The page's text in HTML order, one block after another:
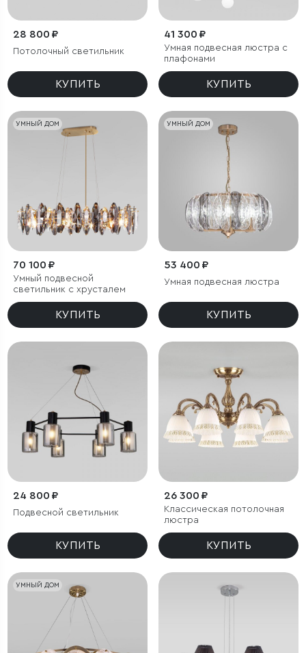
28 800 ₽
Потолочный светильник
КУПИТЬ
41 300 ₽
Умная подвесная люстра с
плафонами
КУПИТЬ
УМНЫЙ ДОМ
70 100 ₽
Умный подвесной
светильник c хрусталем
КУПИТЬ
УМНЫЙ ДОМ
53 400 ₽
Умная подвесная люстра
КУПИТЬ
24 800 ₽
Подвесной светильник
КУПИТЬ
26 300 ₽
Классическая потолочная
люстра
КУПИТЬ
УМНЫЙ ДОМ